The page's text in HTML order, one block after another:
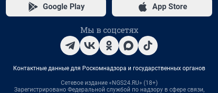
Google Play App Store
Мы в соцсетях
Контактные данные для Роскомнадзора и государственных органов
Сетевое издание «NGS24.RU» (18+)
Зарегистрировано Федеральной службой по надзору в сфере связи,